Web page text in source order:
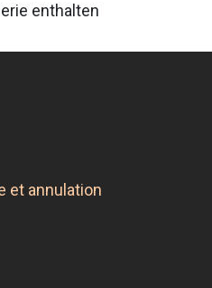
enthalten
et annulation